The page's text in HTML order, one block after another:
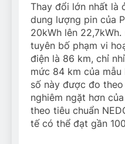
Thay đổi lớn nhất là
dung lượng pin của
20kWh lên
tuyên bố phạm vi
điện là 86 km, chỉ
mức 84 km của mẫu
số này được đo
nghiêm ngặt hơn
theo tiêu chuẩn
tế có thể đạt gần